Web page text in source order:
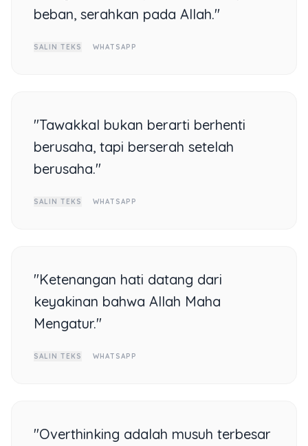
beban, serahkan pada Allah."
SALIN TEKS WHATSAPP
"Tawakkal bukan berarti berhenti
berusaha, tapi berserah setelah
berusaha."
SALIN TEKS WHATSAPP
"Ketenangan hati datang dari
keyakinan bahwa Allah Maha
Mengatur."
SALIN TEKS WHATSAPP
"Overthinking adalah musuh terbesar